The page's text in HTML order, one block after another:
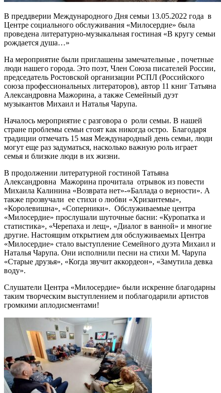
В преддверии Международного Дня семьи 13.05.2022 года в
Центре социального обслуживания «Милосердие» была
проведена литературно-музыкальная гостиная «В кругу семьи
рождается душа…»
На мероприятие были приглашены замечательные , почетные
люди нашего города. Это поэт, Член Союза писателей России,
председатель Ростовской организации РСПЛ (Российского
союза профессиональных литераторов), автор 11 книг Татьяна
Александровна Мажорина, а также Семейный дуэт
музыкантов Михаил и Наталья Чарупа.
Началось мероприятие с разговора о роли семьи. В нашей
стране проблемы семьи стоят как никогда остро. Благодаря
традиции отмечать 15 мая Международный день семьи, люди
могут еще раз задуматься, насколько важную роль играет
семья и близкие люди в их жизни.
В продолжении литературной гостиной Татьяна
Александровна Мажорина прочитала отрывок из повести
Михаила Калинина «Возврата нет»-«Баллада о верности». А
также прозвучали ее стихи о любви «Хризантемы»,
«Королевишна», «Соперники». Обслуживаемые центра
«Милосердие» прослушали шуточные басни: «Куропатка и
статистика», «Черепаха и лещ», «Диалог в ванной» и многие
другие. Настоящим открытием для обслуживаемых Центра
«Милосердие» стало выступление Семейного дуэта Михаил и
Наталья Чарупа. Они исполнили песни на стихи М. Чарупа
«Старые друзья», «Когда звучит аккордеон», «Замутила девка
воду».
Слушатели Центра «Милосердие» были искренне благодарны
таким творческим выступлением и поблагодарили артистов
громкими аплодисментами!